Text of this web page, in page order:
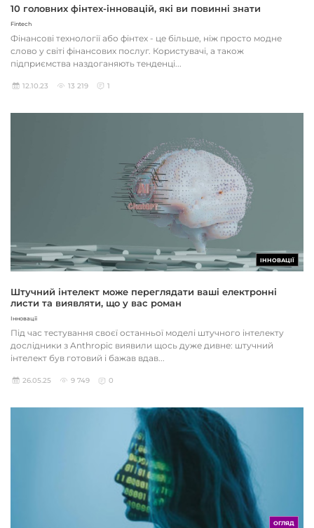
10 головних фінтех-інновацій, які ви повинні знати
Fintech
Фінансові технології або фінтех - це більше, ніж просто модне
слово у світі фінансових послуг. Користувачі, а також
підприємства наздоганяють тенденці...
12.10.23 13 219 1
ІННОВАЦІЇ
Штучний інтелект може переглядати ваші електронні
листи та виявляти, що у вас роман
Інновації
Під час тестування своєї останньої моделі штучного інтелекту
дослідники з Anthropic виявили щось дуже дивне: штучний
інтелект був готовий і бажав вдав...
26.05.25 9 749 0
ОГЛЯД